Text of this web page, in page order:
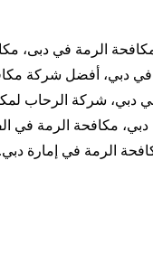
الرمة في دبى،
في دبي، أفضل شركة
دبي، شركة الرحاب
دبي، مكافحة الرمة في
الرمة في إمارة دبي.